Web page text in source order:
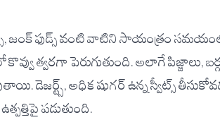
జంక్ ఫుడ్స్ వంటి వాటిని సాయంత్రం
త్వరగా పెరుగుతుంది. అలాగే పిజ్జాలు,
డెజర్ట్స్, అధిక షుగర్ ఉన్న స్వీట్స్
పడుతుంది.